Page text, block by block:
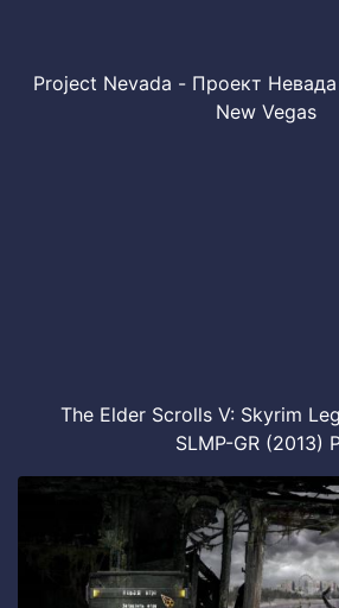
Project Nevada - Проект
New Vegas
The Elder Scrolls V: Skyrim
SLMP-GR (2013)